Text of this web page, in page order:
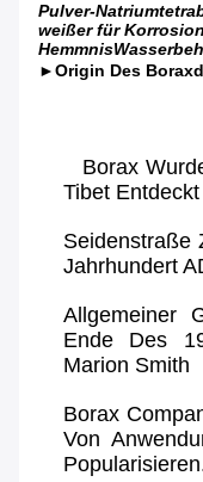
Pulver-
weißer für Korrosion
►Origin Des
Borax
Tibet
Seidenstraße
Jahrhundert
Allgemeiner
Ende Des
Marion Smith
Borax
Von